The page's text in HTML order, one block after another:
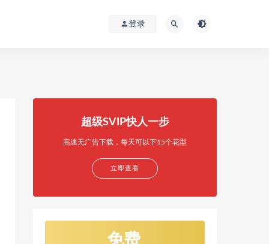
登录
超级SVIP快人一步
高速无广告下载，每天可以下15个花型
立即查看
免费